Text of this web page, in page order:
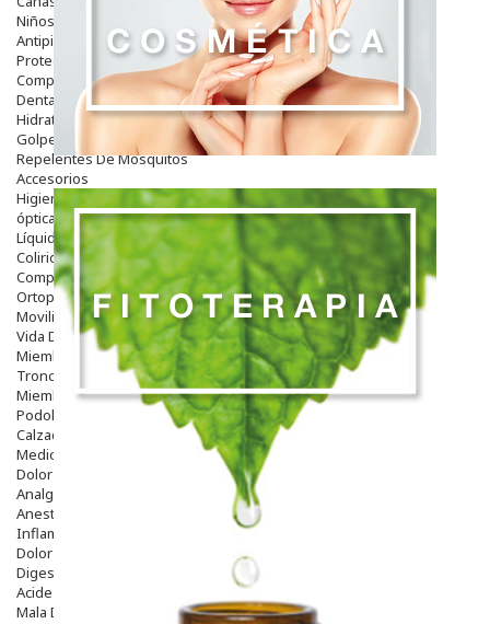
Niños
Antipiojos
Protección Solar
Complementos Alimentarios
Dentales
Hidratantes
Golpes Y Hematomas
Repelentes De Mosquitos
Accesorios
Higiene
óptica
Líquidos Lentillas
Colirios
Complementos Alimentarios.
Ortopedia - Accesorios
Movilidad
Vida Diaria
Miembro Superior
Tronco
Miembro Inferior
Podología
Calzado
Medicamentos
Dolor E Inflamación
Analgésicos
Anestésicos
Inflamación Articulaciones
Dolor Muscular / Articular
Digestivo
Acidez, Gases Y Ardores
Mala Digestion